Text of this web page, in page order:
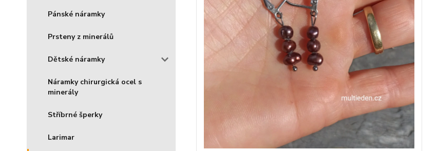
Pánské náramky
Prsteny z minerálů
Dětské náramky
Náramky chirurgická ocel s
minerály
Stříbrné šperky
Larimar